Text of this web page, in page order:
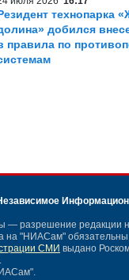
технопарка
добился
правила по
— разрешение редакции
на "НИАСам"
СМИ выдано